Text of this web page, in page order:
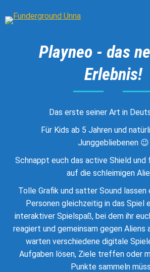
Playneo - das
Erlebnis!
Das erste seiner Art in
Für Kids ab 5 Jahren und
Junggebliebenen 😉
Schnappt euch das active Shield und
auf die schleimigen
Tolle Grafik und satter Sound lassen
Personen gleichzeitig in das Spiel
interaktiver Spielspaß, bei dem ihr
reagiert und gemeinsam gegen
warten verschiedene digitale
Aufgaben lösen, Ziele treffen oder
Punkte sammeln